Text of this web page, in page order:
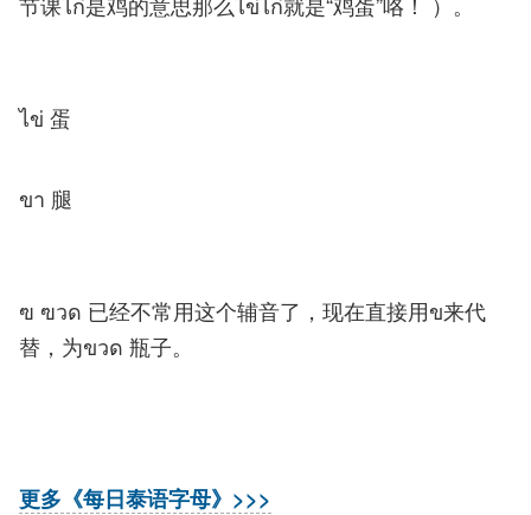
ไข่ 蛋
ขา 腿
ฃ ฃวด 已经不常用这个辅音了，现在直接用ข来代
替，为ขวด 瓶子。
更多《每日泰语字母》>>>